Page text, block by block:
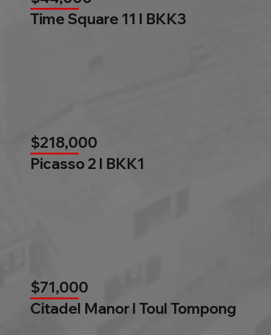
Time Square 11 l BKK3
$218,000
Picasso 2 l BKK1
$71,000
Citadel Manor l Toul Tompong